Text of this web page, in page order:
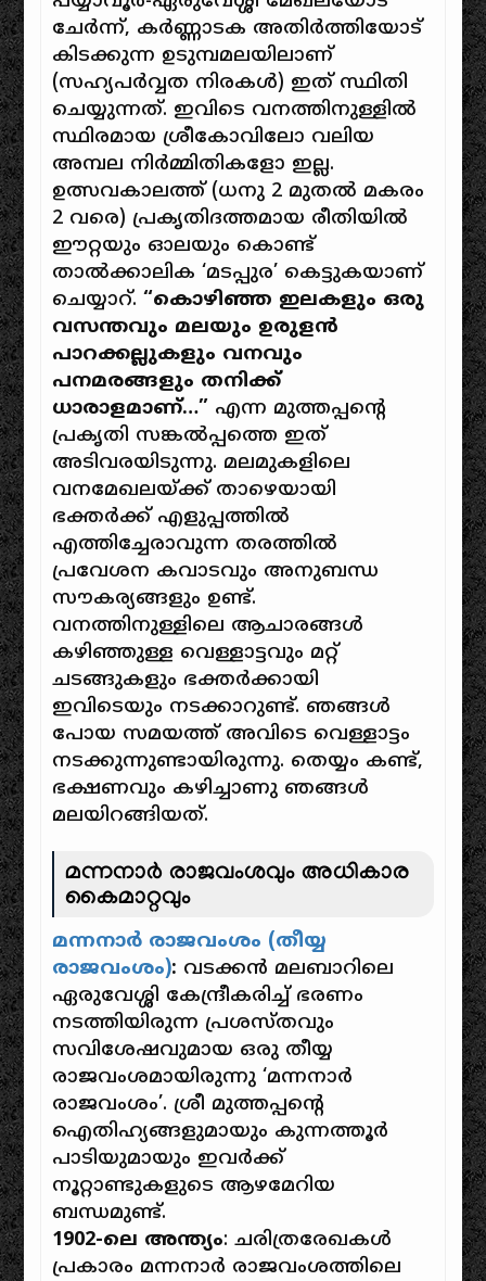
ചേർന്ന്, കർണ്ണാടക അതിർത്തിയോട്
കിടക്കുന്ന ഉടുമ്പമലയിലാണ്
(സഹ്യപർവ്വത നിരകൾ) ഇത് സ്ഥിതി
ചെയ്യുന്നത്. ഇവിടെ വനത്തിനുള്ളിൽ
സ്ഥിരമായ ശ്രീകോവിലോ വലിയ
അമ്പല നിർമ്മിതികളോ ഇല്ല.
ഉത്സവകാലത്ത് (ധനു 2 മുതൽ മകരം
2 വരെ) പ്രകൃതിദത്തമായ രീതിയിൽ
ഈറ്റയും ഓലയും കൊണ്ട്
താൽക്കാലിക ‘മടപ്പുര’ കെട്ടുകയാണ്
ചെയ്യാറ്.“കൊഴിഞ്ഞ ഇലകളും ഒരു
വസന്തവും മലയും ഉരുളൻ
പാറക്കല്ലുകളും വനവും
പനമരങ്ങളും തനിക്ക്
ധാരാളമാണ്…” എന്ന മുത്തപ്പന്റെ
പ്രകൃതി സങ്കൽപ്പത്തെ ഇത്
അടിവരയിടുന്നു. മലമുകളിലെ
വനമേഖലയ്ക്ക് താഴെയായി
ഭക്തർക്ക് എളുപ്പത്തിൽ
എത്തിച്ചേരാവുന്ന തരത്തിൽ
പ്രവേശന കവാടവും അനുബന്ധ
സൗകര്യങ്ങളും ഉണ്ട്.
വനത്തിനുള്ളിലെ ആചാരങ്ങൾ
കഴിഞ്ഞുള്ള വെള്ളാട്ടവും മറ്റ്
ചടങ്ങുകളും ഭക്തർക്കായി
ഇവിടെയും നടക്കാറുണ്ട്. ഞങ്ങൾ
പോയ സമയത്ത് അവിടെ വെള്ളാട്ടം
നടക്കുന്നുണ്ടായിരുന്നു. തെയ്യം കണ്ട്,
ഭക്ഷണവും കഴിച്ചാണു ഞങ്ങൾ
മലയിറങ്ങിയത്.
മന്നനാർ രാജവംശവും അധികാര
കൈമാറ്റവും
മന്നനാർ രാജവംശം (തീയ്യ
രാജവംശം): വടക്കൻ മലബാറിലെ
ഏരുവേശ്ശി കേന്ദ്രീകരിച്ച് ഭരണം
നടത്തിയിരുന്ന പ്രശസ്തവും
സവിശേഷവുമായ ഒരു തീയ്യ
രാജവംശമായിരുന്നു ‘മന്നനാർ
രാജവംശം’. ശ്രീ മുത്തപ്പന്റെ
ഐതിഹ്യങ്ങളുമായും കുന്നത്തൂർ
പാടിയുമായും ഇവർക്ക്
നൂറ്റാണ്ടുകളുടെ ആഴമേറിയ
ബന്ധമുണ്ട്.
1902-ലെ അന്ത്യം: ചരിത്രരേഖകൾ
പ്രകാരം മന്നനാർ രാജവംശത്തിലെ